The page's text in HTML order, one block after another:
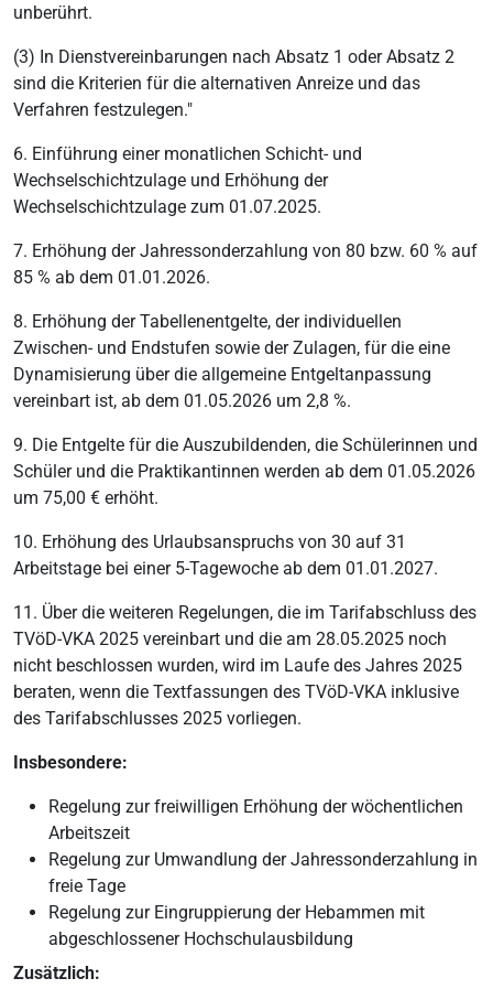
unberührt.
(3) In Dienstvereinbarungen nach Absatz 1 oder Absatz 2
sind die Kriterien für die alternativen Anreize und das
Verfahren festzulegen."
6. Einführung einer monatlichen Schicht- und
Wechselschichtzulage und Erhöhung der
Wechselschichtzulage zum 01.07.2025.
7. Erhöhung der Jahressonderzahlung von 80 bzw. 60 % auf
85 % ab dem 01.01.2026.
8. Erhöhung der Tabellenentgelte, der individuellen
Zwischen- und Endstufen sowie der Zulagen, für die eine
Dynamisierung über die allgemeine Entgeltanpassung
vereinbart ist, ab dem 01.05.2026 um 2,8 %.
9. Die Entgelte für die Auszubildenden, die Schülerinnen und
Schüler und die Praktikantinnen werden ab dem 01.05.2026
um 75,00 € erhöht.
10. Erhöhung des Urlaubsanspruchs von 30 auf 31
Arbeitstage bei einer 5-Tagewoche ab dem 01.01.2027.
11. Über die weiteren Regelungen, die im Tarifabschluss des
TVöD-VKA 2025 vereinbart und die am 28.05.2025 noch
nicht beschlossen wurden, wird im Laufe des Jahres 2025
beraten, wenn die Textfassungen des TVöD-VKA inklusive
des Tarifabschlusses 2025 vorliegen.
Insbesondere:
Regelung zur freiwilligen Erhöhung der wöchentlichen
Arbeitszeit
Regelung zur Umwandlung der Jahressonderzahlung in
freie Tage
Regelung zur Eingruppierung der Hebammen mit
abgeschlossener Hochschulausbildung
Zusätzlich: